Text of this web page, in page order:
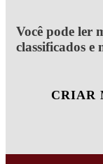
Você pode ler
classificados e
CRIAR